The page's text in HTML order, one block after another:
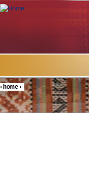
Skip to main content
You are here
›home›